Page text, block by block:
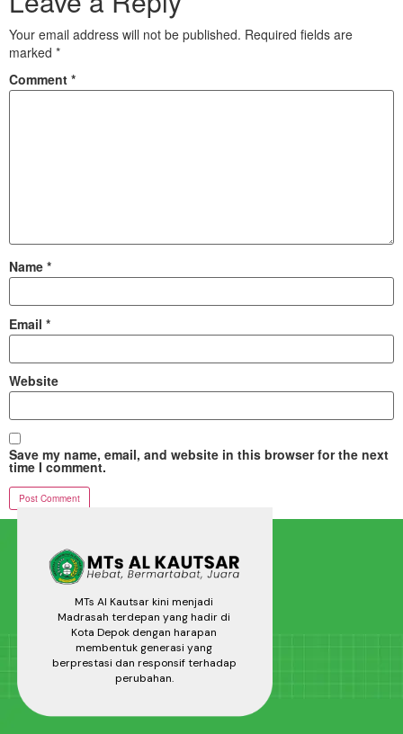
Your email address will not be published. Required fields are
marked *
Comment *
Name *
Email *
Website
Save my name, email, and website in this browser for the next
time I comment.
MTs Al Kautsar kini menjadi
Madrasah terdepan yang hadir di
Kota Depok dengan harapan
membentuk generasi yang
berprestasi dan responsif terhadap
perubahan.